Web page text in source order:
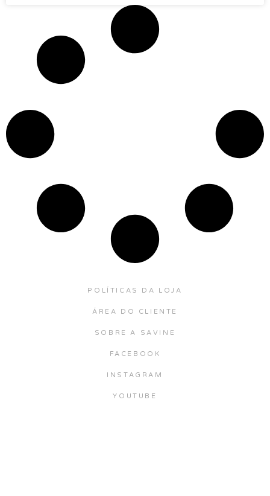
POLÍTICAS DA LOJA
ÁREA DO CLIENTE
SOBRE A SAVINE
FACEBOOK
INSTAGRAM
YOUTUBE